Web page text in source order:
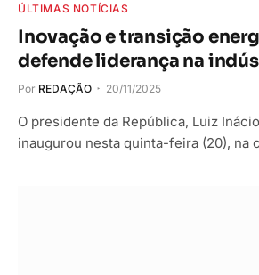
ÚLTIMAS NOTÍCIAS
Inovação e transição
defende liderança na
Por REDAÇÃO 20/11/2025
O presidente da República, Luiz
inaugurou nesta quinta-feira (20), na